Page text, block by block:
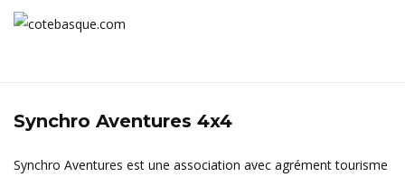
Synchro Aventures 4x4
Synchro Aventures est une association avec agrément tourisme